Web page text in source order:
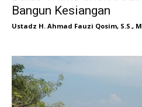
Bangun Kesiangan
Ustadz H. Ahmad Fauzi Qosim, S.S.,